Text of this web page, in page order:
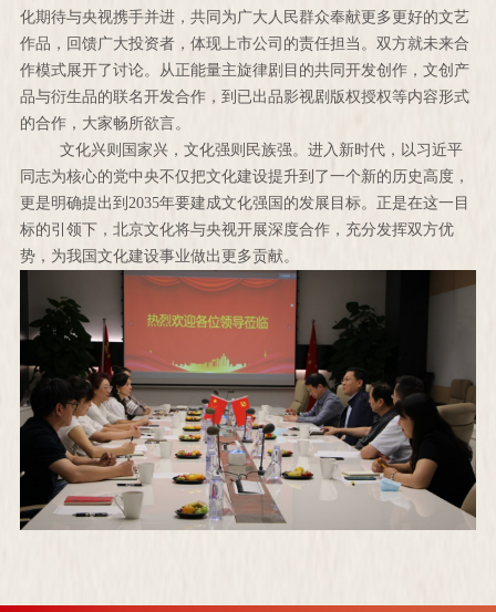
化期待与央视携手并进，共同为广大人民群众奉献更多更好的文艺
作品，回馈广大投资者，体现上市公司的责任担当。双方就未来合
作模式展开了讨论。从正能量主旋律剧目的共同开发创作，文创产
品与衍生品的联名开发合作，到已出品影视剧版权授权等内容形式
的合作，大家畅所欲言。
文化兴则国家兴，文化强则民族强。进入新时代，以习近平
同志为核心的党中央不仅把文化建设提升到了一个新的历史高度，
更是明确提出到2035年要建成文化强国的发展目标。正是在这一目
标的引领下，北京文化将与央视开展深度合作，充分发挥双方优
势，为我国文化建设事业做出更多贡献。